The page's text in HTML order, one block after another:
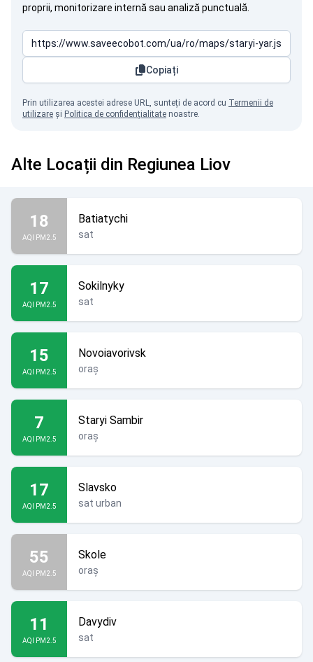
proprii, monitorizare internă sau analiză punctuală.
Copiați
Prin utilizarea acestei adrese URL, sunteți de acord cu Termenii de
utilizare și Politica de confidențialitate noastre.
Alte Locații din Regiunea Liov
18
AQI PM2.5
Batiatychi
sat
17
AQI PM2.5
Sokilnyky
sat
15
AQI PM2.5
Novoiavorivsk
oraș
7
AQI PM2.5
Staryi Sambir
oraș
17
AQI PM2.5
Slavsko
sat urban
55
AQI PM2.5
Skole
oraș
11
AQI PM2.5
Davydiv
sat